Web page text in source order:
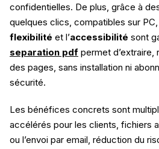
confidentielles. De plus, grâce à
quelques clics, compatibles sur
flexibilité et l’accessibilité sont
separation pdf​ permet d’extraire,
des pages, sans installation ni
sécurité.
Les bénéfices concrets sont
accélérés pour les clients, fichiers
ou l’envoi par email, réduction du